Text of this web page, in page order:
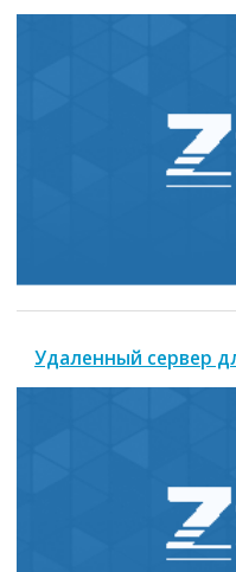
Удаленный сервер